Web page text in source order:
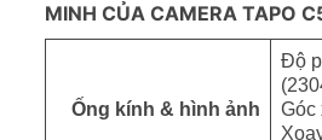
MINH CỦA CAMERA TAPO
Ống kính & hình ảnh
Độ
Góc